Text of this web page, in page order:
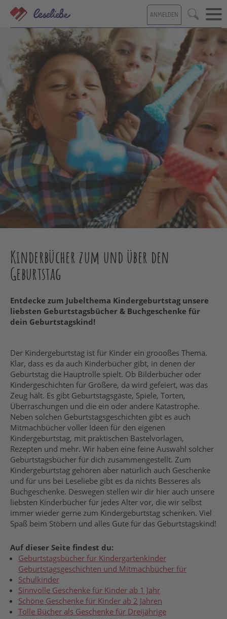
Direkt
zum
Inhalt
ANMELDEN Suche
Kinderbücher zum und über den
Geburtstag
Entdecke zum Jubelthema Kindergeburtstag unsere
liebsten Geburtstagsbücher & Buchgeschenke für
dein Geburtstagskind!
Der Kindergeburtstag ist für Kinder ein groooßes Thema.
Klar, dass es da auch Kinderbücher gibt, in denen der
Geburtstag die Hauptrolle spielt. Ob Bilderbücher oder
Kindergeschichten für Größere, da wird gefeiert, was das
Zeug hält. Es gibt Geburtstagsgäste, Spiele, Torten,
Überraschungen und die ein oder andere Katastrophe.
Neben solchen Geburtstagsgeschichten gibt es auch
Mitmachbücher voller Ideen für den eigenen
Kindergeburtstag, mit praktischen Bastelvorlagen,
Rezepten und mehr. Wir haben eine feine Auswahl solcher
Geburtstagsbücher für dich zusammengestellt. Zum
Kindergeburtstag gehören aber natürlich auch Geschenke
und für uns bei Leseliebe gibt es da nichts Besseres als
Buchgeschenke. Deswegen stellen wir dir hier auch unsere
liebsten Kinderbücher für jedes Alter vor, die wir selbst
immer wieder gerne zum Kindergeburtstag schenken. Viel
Spaß beim Stöbern und alles Gute für das Geburtstagskind!
Auf dieser Seite findest du:
Geburtstagsbücher für Kindergartenkinder
Geburtstagsgeschichten und Mitmachbücher für
Schulkinder
Sinnvolle Geschenke für Kinder ab 1 Jahr
Schöne Geschenke für Kinder ab 2 Jahren
Tolle Bücher als Geschenke für Dreijährige